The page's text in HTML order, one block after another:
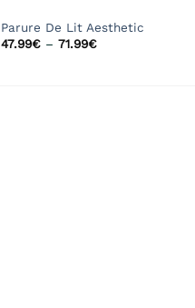
Parure De Lit Aesthetic
47.99€– 71.99€